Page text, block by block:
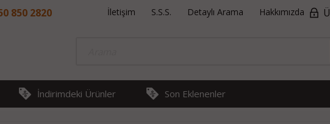
850 2820 İletişim S.S.S. Detaylı Arama Hakkımızda
İndirimdeki Ürünler Son Eklenenler